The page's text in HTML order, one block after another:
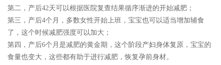
第二，产后42天可以根据医院复查结果循序渐进的开始减肥；
第三，产后4个月，多数女性开始上班，宝宝也可以适当增加辅食
了，这个时候减肥强度可以加大；
第四，产后6个月是减肥的黄金期，这个阶段产妇身体复原，宝宝的
食量也变大，这些都有助于进行减肥，恢复孕前身材。